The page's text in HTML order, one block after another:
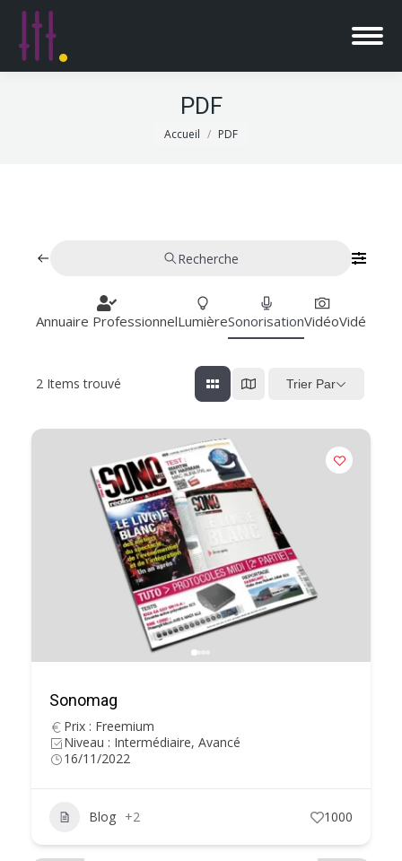
PDF
Vous êtes ici :
Accueil PDF
Recherche
Annuaire ProfessionnelLumièreSonorisationVidéo
2 Items trouvé Trier Par
Sonomag
Prix : Freemium
Niveau : Intermédiaire, Avancé
16/11/2022
Blog +2 1000